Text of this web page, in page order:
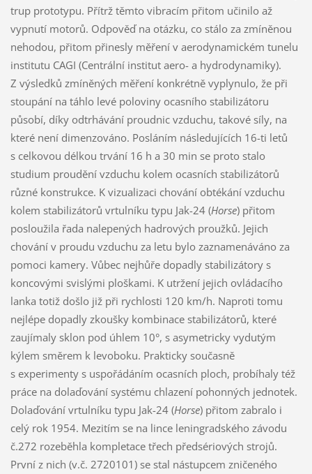
trup prototypu. Přítrž těmto vibracím přitom učinilo až
vypnutí motorů. Odpověď na otázku, co stálo za zmíněnou
nehodou, přitom přinesly měření v aerodynamickém tunelu
institutu CAGI (Centrální institut aero- a hydrodynamiky).
Z výsledků zmíněných měření konkrétně vyplynulo, že při
stoupání na táhlo levé poloviny ocasního stabilizátoru
působí, díky odtrhávání proudnic vzduchu, takové síly, na
které není dimenzováno. Posláním následujících 16-ti letů
s celkovou délkou trvání 16 h a 30 min se proto stalo
studium proudění vzduchu kolem ocasních stabilizátorů
různé konstrukce. K vizualizaci chování obtékání vzduchu
kolem stabilizátorů vrtulníku typu Jak-24 (Horse) přitom
posloužila řada nalepených hadrových proužků. Jejich
chování v proudu vzduchu za letu bylo zaznamenáváno za
pomoci kamery. Vůbec nejhůře dopadly stabilizátory s
koncovými svislými ploškami. K utržení jejich ovládacího
lanka totiž došlo již při rychlosti 120 km/h. Naproti tomu
nejlépe dopadly zkoušky kombinace stabilizátorů, které
zaujímaly sklon pod úhlem 10°, s asymetricky vydutým
kýlem směrem k levoboku. Prakticky současně
s experimenty s uspořádáním ocasních ploch, probíhaly též
práce na dolaďování systému chlazení pohonných jednotek.
Dolaďování vrtulníku typu Jak-24 (Horse) přitom zabralo i
celý rok 1954. Mezitím se na lince leningradského závodu
č.272 rozeběhla kompletace třech předsériových strojů.
První z nich (v.č. 2720101) se stal nástupcem zničeného